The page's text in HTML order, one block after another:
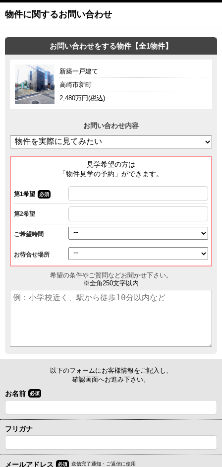
物件に関するお問い合わせ
お問い合わせをする物件【全1物件】
新築一戸建て
高崎市新町
2,480万円(税込)
お問い合わせ内容
見学希望の方は
「物件見学の予約」ができます。
第1希望 必須
第2希望
ご希望時間
お待合せ場所
希望の条件やご質問などお聞かせ下さい。
※全角250文字以内
以下のフォームにお客様情報をご記入し、
確認画面へお進み下さい。
お名前 必須
フリガナ
メールアドレス 必須 送信完了通知・ご返信に使用